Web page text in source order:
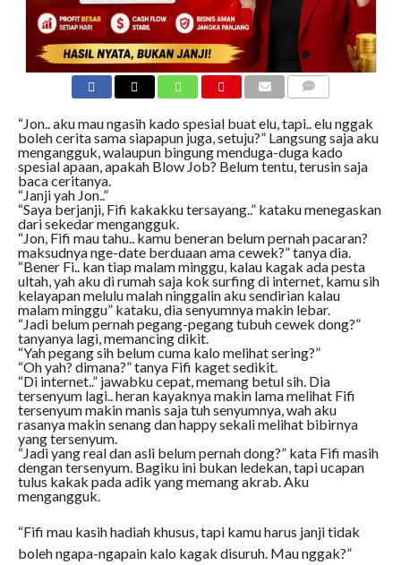
“Jon.. aku mau ngasih kado spesial buat elu, tapi.. elu nggak
boleh cerita sama siapapun juga, setuju?” Langsung saja aku
mengangguk, walaupun bingung menduga-duga kado
spesial apaan, apakah Blow Job? Belum tentu, terusin saja
baca ceritanya.
“Janji yah Jon..”
“Saya berjanji, Fifi kakakku tersayang..” kataku menegaskan
dari sekedar mengangguk.
“Jon, Fifi mau tahu.. kamu beneran belum pernah pacaran?
maksudnya nge-date berduaan ama cewek?” tanya dia.
“Bener Fi.. kan tiap malam minggu, kalau kagak ada pesta
ultah, yah aku di rumah saja kok surfing di internet, kamu sih
kelayapan melulu malah ninggalin aku sendirian kalau
malam minggu” kataku, dia senyumnya makin lebar.
“Jadi belum pernah pegang-pegang tubuh cewek dong?”
tanyanya lagi, memancing dikit.
“Yah pegang sih belum cuma kalo melihat sering?”
“Oh yah? dimana?” tanya Fifi kaget sedikit.
“Di internet..” jawabku cepat, memang betul sih. Dia
tersenyum lagi.. heran kayaknya makin lama melihat Fifi
tersenyum makin manis saja tuh senyumnya, wah aku
rasanya makin senang dan happy sekali melihat bibirnya
yang tersenyum.
“Jadi yang real dan asli belum pernah dong?” kata Fifi masih
dengan tersenyum. Bagiku ini bukan ledekan, tapi ucapan
tulus kakak pada adik yang memang akrab. Aku
mengangguk.
“Fifi mau kasih hadiah khusus, tapi kamu harus janji tidak
boleh ngapa-ngapain kalo kagak disuruh. Mau nggak?”